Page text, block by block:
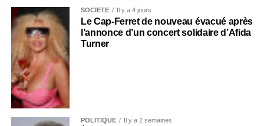
SOCIÉTÉ Il y a 4 jours
Le Cap-Ferret de nouveau évacué après
l’annonce d’un concert solidaire d’Afida
Turner
POLITIQUE Il y a 2 semaines